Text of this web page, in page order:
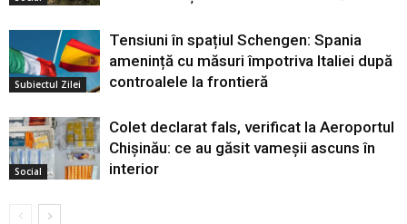
Subiectul Zilei
Tensiuni în spațiul Schengen: Spania
amenință cu măsuri împotriva Italiei după
controalele la frontieră
Social
Colet declarat fals, verificat la Aeroportul
Chișinău: ce au găsit vameșii ascuns în
interior